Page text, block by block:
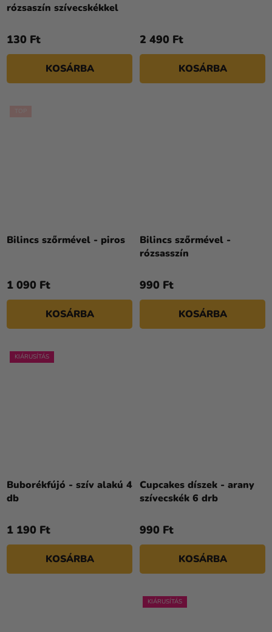
rózsaszín szívecskékkel
130 Ft
KOSÁRBA
2 490 Ft
KOSÁRBA
Bilincs szőrmével - piros
1 090 Ft
KOSÁRBA
Bilincs szőrmével -
rózsasszín
990 Ft
KOSÁRBA
KIÁRUSÍTÁS
Buborékfújó - szív alakú 4
db
1 190 Ft
KOSÁRBA
Cupcakes díszek - arany
szívecskék 6 drb
990 Ft
KOSÁRBA
KIÁRUSÍTÁS